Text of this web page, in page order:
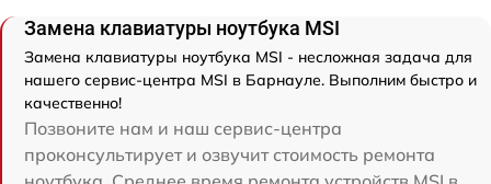
Замена клавиатуры ноутбука MSI
Замена клавиатуры ноутбука MSI - несложная задача для
нашего сервис-центра MSI в Барнауле. Выполним быстро и
качественно!
Позвоните нам и наш сервис-центра
проконсультирует и озвучит стоимость ремонта